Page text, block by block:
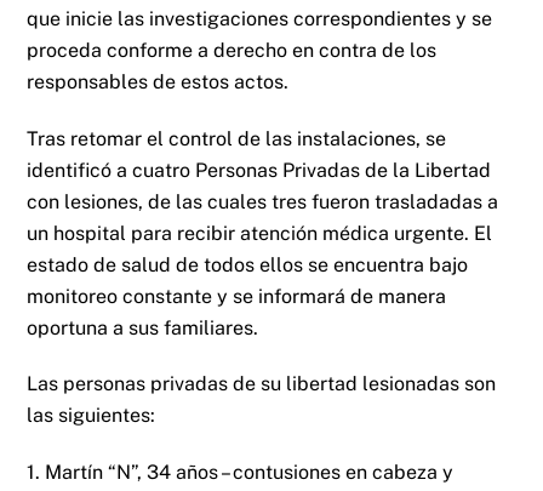
que inicie las investigaciones correspondientes y se
proceda conforme a derecho en contra de los
responsables de estos actos.
Tras retomar el control de las instalaciones, se
identificó a cuatro Personas Privadas de la Libertad
con lesiones, de las cuales tres fueron trasladadas a
un hospital para recibir atención médica urgente. El
estado de salud de todos ellos se encuentra bajo
monitoreo constante y se informará de manera
oportuna a sus familiares.
Las personas privadas de su libertad lesionadas son
las siguientes:
1. Martín “N”, 34 años – contusiones en cabeza y